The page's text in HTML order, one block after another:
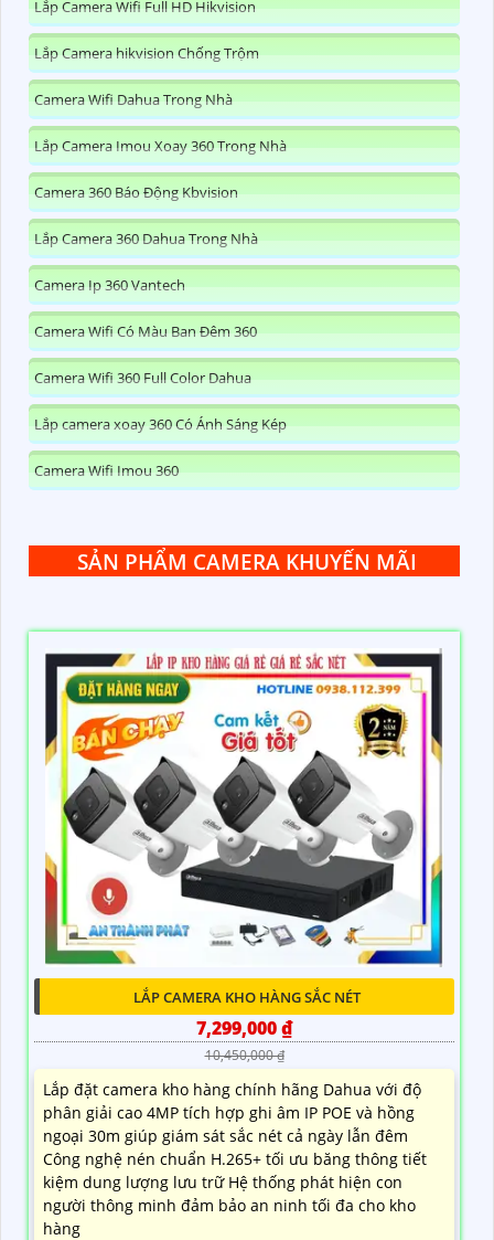
Lắp Camera Wifi Full HD Hikvision
Lắp Camera hikvision Chống Trộm
Camera Wifi Dahua Trong Nhà
Lắp Camera Imou Xoay 360 Trong Nhà
Camera 360 Báo Động Kbvision
Lắp Camera 360 Dahua Trong Nhà
Camera Ip 360 Vantech
Camera Wifi Có Màu Ban Đêm 360
Camera Wifi 360 Full Color Dahua
Lắp camera xoay 360 Có Ánh Sáng Kép
Camera Wifi Imou 360
SẢN PHẨM CAMERA KHUYẾN MÃI
LẮP CAMERA KHO HÀNG SẮC NÉT
7,299,000 ₫
10,450,000 ₫
Lắp đặt camera kho hàng chính hãng Dahua với độ
phân giải cao 4MP tích hợp ghi âm IP POE và hồng
ngoại 30m giúp giám sát sắc nét cả ngày lẫn đêm
Công nghệ nén chuẩn H.265+ tối ưu băng thông tiết
kiệm dung lượng lưu trữ Hệ thống phát hiện con
người thông minh đảm bảo an ninh tối đa cho kho
hàng